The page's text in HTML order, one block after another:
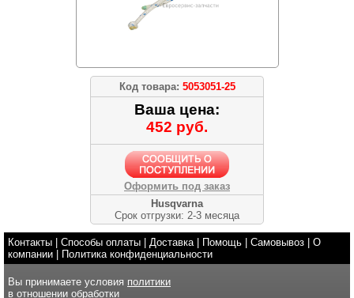
Код товара: 5053051-25
Ваша цена:
452 руб.
Оформить под заказ
Husqvarna
Срок отгрузки: 2-3 месяца
Контакты Способы оплаты Доставка| Помощь Самовывоз
О
компании
Политика конфиденциальности
Вы принимаете условия политики
в отношении обработки